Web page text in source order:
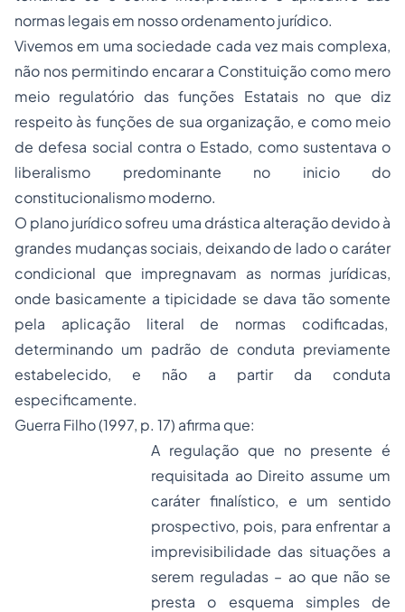
normas legais em nosso ordenamento jurídico.
Vivemos em uma sociedade cada vez mais complexa,
não nos permitindo encarar a Constituição como mero
meio regulatório das funções Estatais no que diz
respeito às funções de sua organização, e como meio
de defesa social contra o Estado, como sustentava o
liberalismo predominante no inicio do
constitucionalismo moderno.
O plano jurídico sofreu uma drástica alteração devido à
grandes mudanças sociais, deixando de lado o caráter
condicional que impregnavam as normas jurídicas,
onde basicamente a tipicidade se dava tão somente
pela aplicação literal de normas codificadas,
determinando um padrão de conduta previamente
estabelecido, e não a partir da conduta
especificamente.
Guerra Filho (1997, p. 17) afirma que:
A regulação que no presente é
requisitada ao Direito assume um
caráter finalístico, e um sentido
prospectivo, pois, para enfrentar a
imprevisibilidade das situações a
serem reguladas – ao que não se
presta o esquema simples de